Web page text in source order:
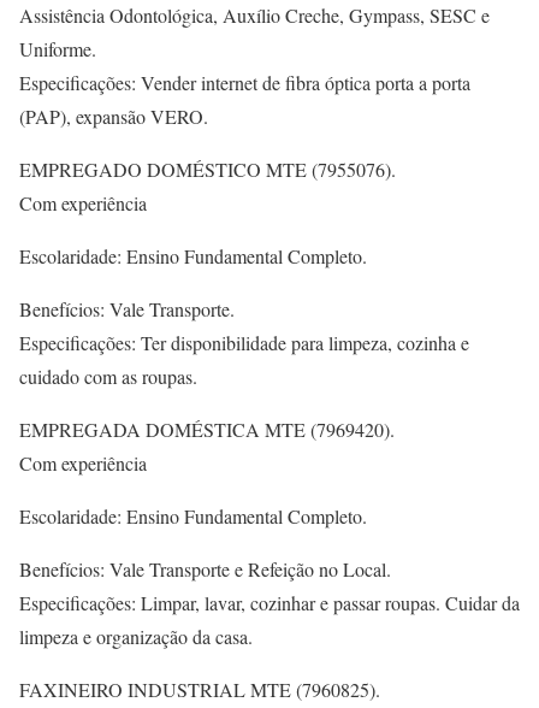
Assistência Odontológica, Auxílio Creche, Gympass, SESC e
Uniforme.
Especificações: Vender internet de fibra óptica porta a porta
(PAP), expansão VERO.
EMPREGADO DOMÉSTICO MTE (7955076).
Com experiência
Escolaridade: Ensino Fundamental Completo.
Benefícios: Vale Transporte.
Especificações: Ter disponibilidade para limpeza, cozinha e
cuidado com as roupas.
EMPREGADA DOMÉSTICA MTE (7969420).
Com experiência
Escolaridade: Ensino Fundamental Completo.
Benefícios: Vale Transporte e Refeição no Local.
Especificações: Limpar, lavar, cozinhar e passar roupas. Cuidar da
limpeza e organização da casa.
FAXINEIRO INDUSTRIAL MTE (7960825).